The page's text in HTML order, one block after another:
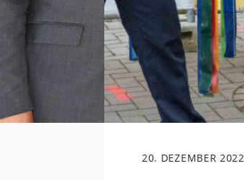
20. DEZEMBER 2022